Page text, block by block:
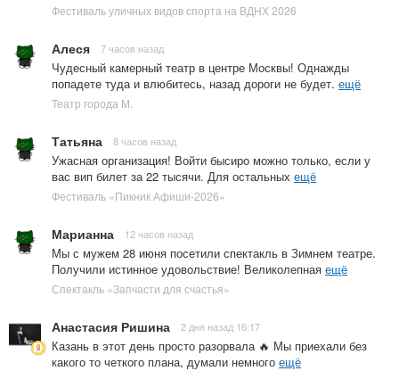
Фестиваль уличных видов спорта на ВДНХ 2026
Алеся 7 часов назад
Чудесный камерный театр в центре Москвы! Однажды
попадете туда и влюбитесь, назад дороги не будет. ещё
Театр города М.
Татьяна 8 часов назад
Ужасная организация! Войти бысиро можно только, если у
вас вип билет за 22 тысячи. Для остальных ещё
Фестиваль «Пикник Афиши-2026»
Марианна 12 часов назад
Мы с мужем 28 июня посетили спектакль в Зимнем театре.
Получили истинное удовольствие! Великолепная ещё
Спектакль «Запчасти для счастья»
Анастасия Ришина 2 дня назад 16:17
Казань в этот день просто разорвала 🔥 Мы приехали без
какого то четкого плана, думали немного ещё